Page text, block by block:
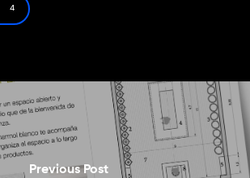
4
Previous Post